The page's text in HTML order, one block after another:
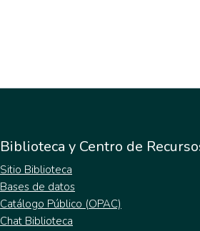
Biblioteca y Centro de
Sitio Biblioteca
Bases de datos
Catálogo Público (OPAC)
Chat Biblioteca